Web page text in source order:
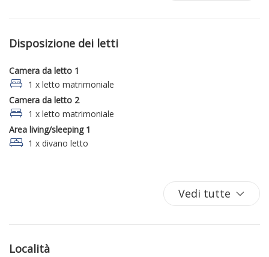
Phon
Rilevatore di monossido di carbonio
Riscaldamento / Condizionatore autonomo
Disposizione dei letti
Camera da letto 1
1 x letto matrimoniale
Camera da letto 2
1 x letto matrimoniale
Area living/sleeping 1
1 x divano letto
Vedi tutte
Località